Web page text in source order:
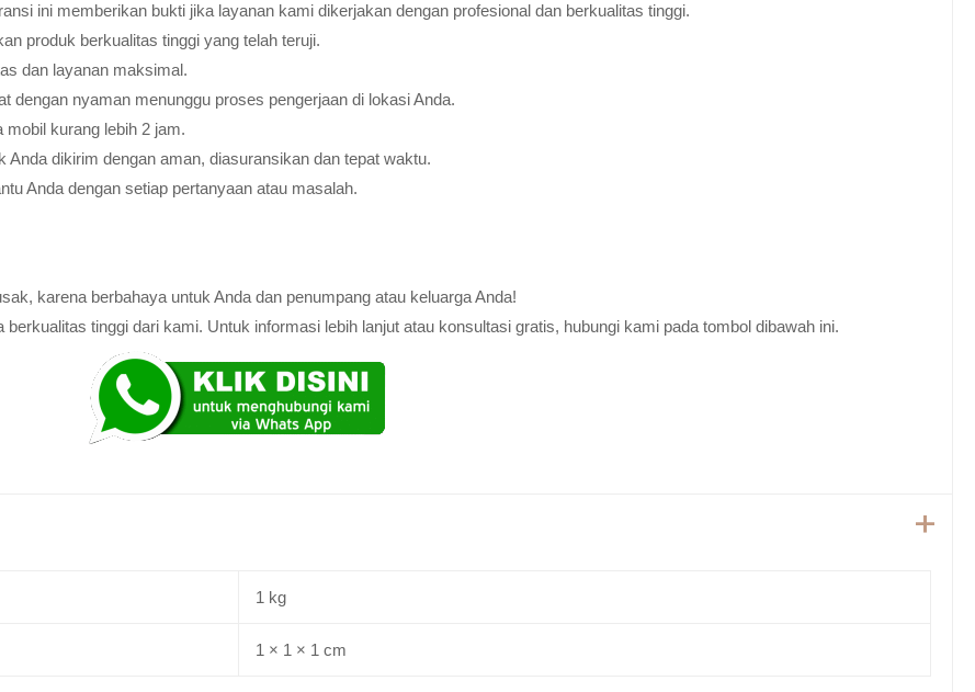
ini memberikan bukti jika layanan kami dikerjakan dengan profesional dan berkualitas tinggi.
produk berkualitas tinggi yang telah teruji.
dan layanan maksimal.
dengan nyaman menunggu proses pengerjaan di lokasi Anda.
kurang lebih 2 jam.
Anda dikirim dengan aman, diasuransikan dan tepat waktu.
Anda dengan setiap pertanyaan atau masalah.
karena berbahaya untuk Anda dan penumpang atau keluarga Anda!
tinggi dari kami. Untuk informasi lebih lanjut atau konsultasi gratis, hubungi kami pada tombol dibawah ini.
1 kg
1 × 1 × 1 cm